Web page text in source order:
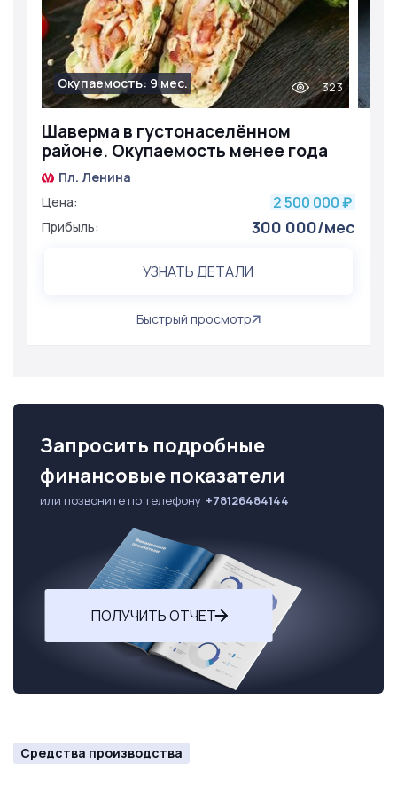
Шаверма в густонаселённом
районе. Окупаемость менее года
Окупаемость: 9 мес. 323
Пл. Ленина
Цена:
2 500 000 ₽
Прибыль: 300 000/мес
УЗНАТЬ ДЕТАЛИ
Быстрый просмотр
Запросить подробные
финансовые показатели
или позвоните по телефону +78126484144
ПОЛУЧИТЬ ОТЧЕТ
Средства производства